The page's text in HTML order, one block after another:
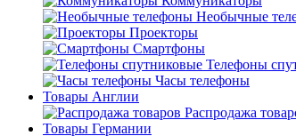
Необычные
Проекторы
Смартфоны
Телефоны
Часы телефоны
Товары Англии
Распродажа
Товары Германии